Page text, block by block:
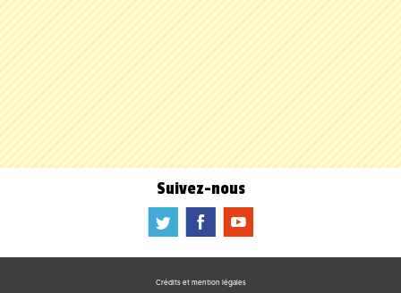
Suivez-nous
a b f
Crédits et mention légales